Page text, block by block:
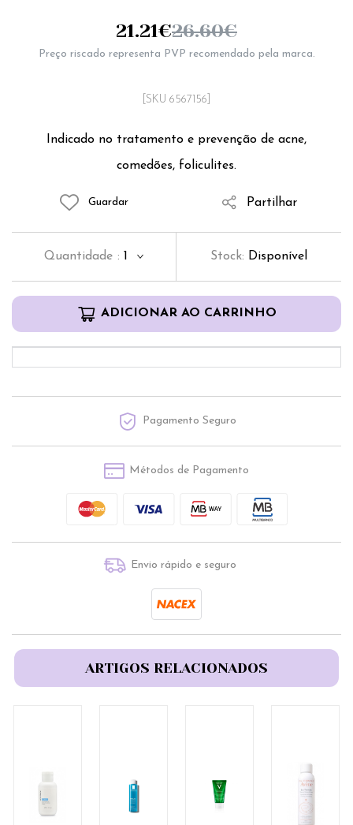
Indicado no tratamento e prevenção de acne,
comedões, foliculites.
[SKU 6567156]
21.21€26.60€
Preço riscado representa PVP recomendado pela marca.
Guardar Partilhar
Quantidade : 1 Stock: Disponível
ADICIONAR AO CARRINHO
Pagamento Seguro
Métodos de Pagamento
Envio rápido e seguro
ARTIGOS RELACIONADOS